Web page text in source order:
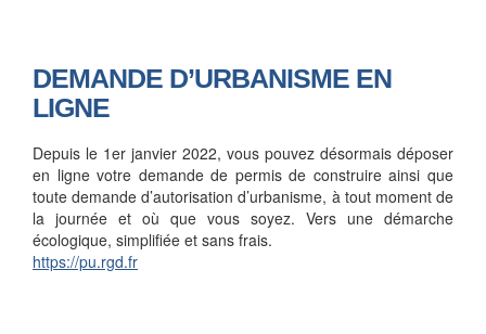
DEMANDE D’URBANISME EN
LIGNE
Depuis le 1er janvier 2022, vous pouvez désormais déposer
en ligne votre demande de permis de construire ainsi que
toute demande d’autorisation d’urbanisme, à tout moment de
la journée et où que vous soyez. Vers une démarche
écologique, simplifiée et sans frais.
https://pu.rgd.fr